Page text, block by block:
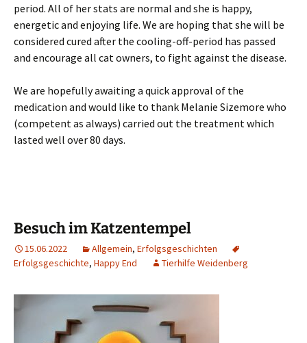
period. All of her stats are normal and she is happy,
energetic and enjoying life. We are hoping that she will be
considered cured after the cooling-off-period has passed
and encourage all cat owners, to fight against the disease.
We are hopefully awaiting a quick approval of the
medication and would like to thank Melanie Sizemore who
(competent as always) carried out the treatment which
lasted well over 80 days.
Besuch im Katzentempel
15.06.2022 Allgemein, Erfolgsgeschichten
Erfolgsgeschichte, Happy End Tierhilfe Weidenberg